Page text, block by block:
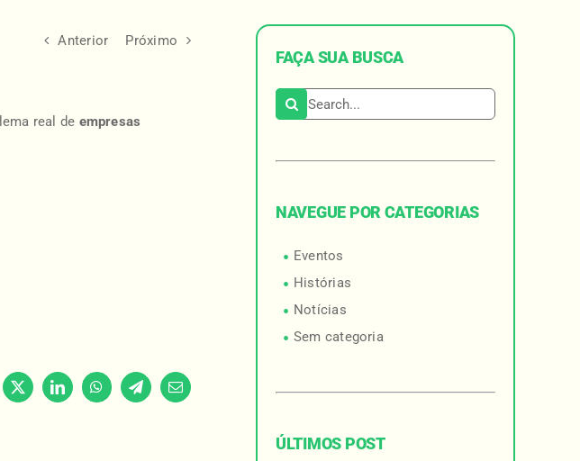
Anterior Próximo
real de empresas
X LinkedInWhatsAppTelegramEmail
FAÇA SUA BUSCA
Search for:
NAVEGUE POR CATEGORIAS
Eventos
Histórias
Notícias
Sem categoria
ÚLTIMOS POST